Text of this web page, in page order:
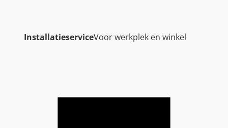
InstallatieserviceVoor werkplek en winkel